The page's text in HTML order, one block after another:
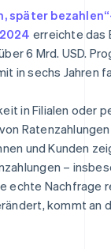
später
erreichte das
6 Mrd. USD.
in sechs Jahren
in Filialen oder
und Kunden
–
echte Nachfrage
kommt an